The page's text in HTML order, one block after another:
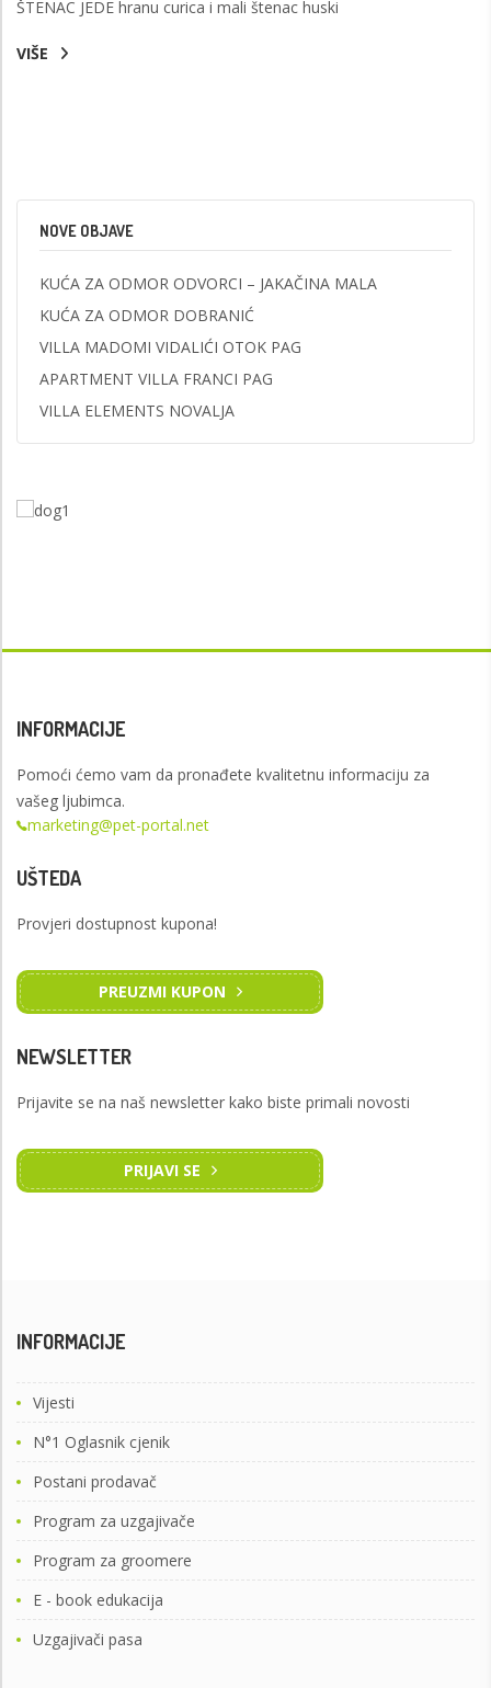
ŠTENAC JEDE hranu curica i mali štenac huski
VIŠE
NOVE OBJAVE
KUĆA ZA ODMOR ODVORCI – JAKAČINA MALA
KUĆA ZA ODMOR DOBRANIĆ
VILLA MADOMI VIDALIĆI OTOK PAG
APARTMENT VILLA FRANCI PAG
VILLA ELEMENTS NOVALJA
INFORMACIJE
Pomoći ćemo vam da pronađete kvalitetnu informaciju za
vašeg ljubimca.
marketing@pet-portal.net
UŠTEDA
Provjeri dostupnost kupona!
PREUZMI KUPON
NEWSLETTER
Prijavite se na naš newsletter kako biste primali novosti
PRIJAVI SE
INFORMACIJE
Vijesti
N°1 Oglasnik cjenik
Postani prodavač
Program za uzgajivače
Program za groomere
E - book edukacija
Uzgajivači pasa